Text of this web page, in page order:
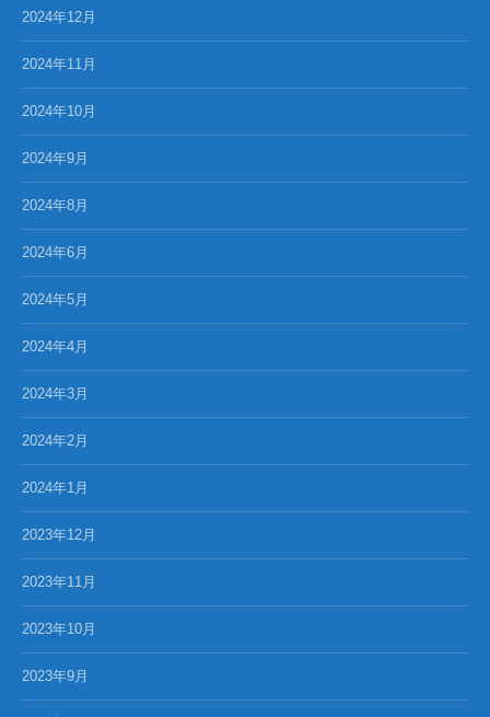
2024年12月
2024年11月
2024年10月
2024年9月
2024年8月
2024年6月
2024年5月
2024年4月
2024年3月
2024年2月
2024年1月
2023年12月
2023年11月
2023年10月
2023年9月